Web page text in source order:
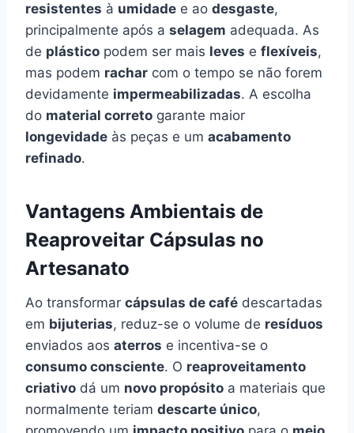
resistentes à umidade e ao desgaste,
principalmente após a selagem adequada. As
de plástico podem ser mais leves e flexíveis,
mas podem rachar com o tempo se não forem
devidamente impermeabilizadas. A escolha
do material correto garante maior
longevidade às peças e um acabamento
refinado.
Vantagens Ambientais de
Reaproveitar Cápsulas no
Artesanato
Ao transformar cápsulas de café descartadas
em bijuterias, reduz-se o volume de resíduos
enviados aos aterros e incentiva-se o
consumo consciente. O reaproveitamento
criativo dá um novo propósito a materiais que
normalmente teriam descarte único,